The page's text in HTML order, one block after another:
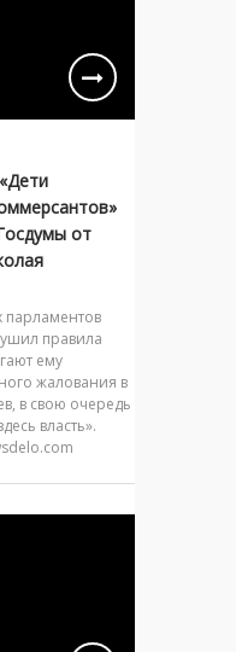
от
парламентов
правила
ему
жалования в
в свою очередь
власть».